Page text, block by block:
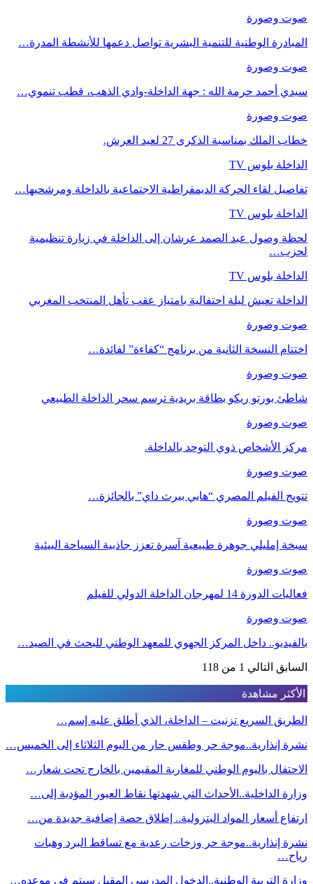
صوت وصورة
المبادرة الوطنية للتنمية البشرية تواصل دعمها للأنشطة المدرة…
صوت وصورة
سيدي أحمد حرمة الله : جهة الداخلة-وادي الذهب، قطب تنموي…
صوت وصورة
خطاب الملك بمناسبة الذكرى 27 لعيد العرش.
الداخلة بلوس TV
تفاصيل لقاء الحركة الديمقراطية الاجتماعية بالداخلة ومرشحيها…
الداخلة بلوس TV
لحظة وصول عبد الصمد عرشان إلى الداخلة في زيارة تنظيمية
لحزب…
الداخلة بلوس TV
الداخلة تعيش ليلة احتفالية بامتياز عقب تأهل المنتخب المغربي
صوت وصورة
اختتام النسخة الثانية من برنامج “كفاءة” لفائدة…
صوت وصورة
شاطئ بورتو ريكو بطاقة بريدية ترسم سحر الداخلة الطبيعي
صوت وصورة
مركز الأشخاص ذوي التوحد بالداخلة.
صوت وصورة
تتويج الفيلم المصري “هابي بيرث داي” بالجائزة…
صوت وصورة
سبخة إمليلي جوهرة طبيعية آسرة تعزز جاذبية السياحة البيئية
صوت وصورة
فعاليات الدورة 14 لمهرجان الداخلة الدولي للفيلم
صوت وصورة
بالفيديو.. داخل المركز الجهوي للمعهد الوطني للبحث في الصيد…
السابق التالي 1 من 118
الأكثر مشاهدة
الطريق السريع تزنيت – الداخلة، الذي أطلق عليه إسم…
نشرة إنذارية..موجة حر وطقس حار من اليوم الثلاثاء إلى الخميس…
الاحتفال باليوم الوطني للمغاربة المقيمين بالخارج تحت شعار…
وزارة الداخلية..الأحداث التي شهدتها نقاط العبور المؤدية إلى…
ارتفاع أسعار المواد البترولية.. إطلاق حصة إضافية جديدة من…
نشرة إنذارية..موجة حر وزخات رعدية مع تساقط البرد وهبات
رياح…
وزارة التربية الوطنية..الدخول المدرسي المقبل سیتم في موعده…